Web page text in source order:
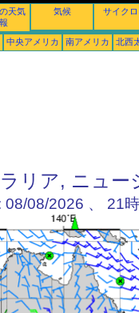
天気
気候 サイクロ
中央アメリカ 南アメリカ 北西
リア, ニュー
08/08/2026 、 21時